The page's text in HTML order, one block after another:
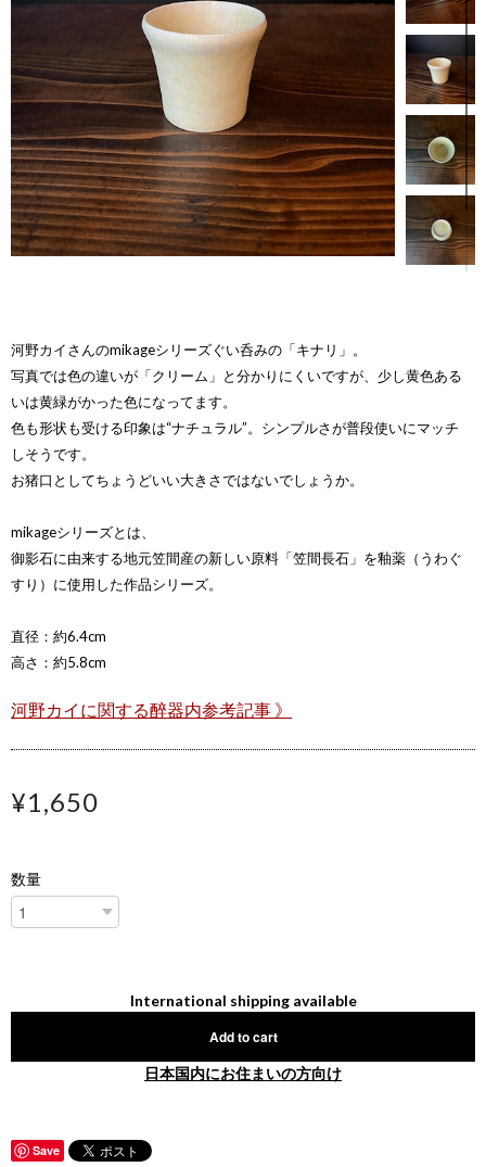
河野カイさんのmikageシリーズぐい呑みの「キナリ」。
写真では色の違いが「クリーム」と分かりにくいですが、少し黄色ある
いは黄緑がかった色になってます。
色も形状も受ける印象は“ナチュラル”。シンプルさが普段使いにマッチ
しそうです。
お猪口としてちょうどいい大きさではないでしょうか。
mikageシリーズとは、
御影石に由来する地元笠間産の新しい原料「笠間長石」を釉薬（うわぐ
すり）に使用した作品シリーズ。
直径：約6.4cm
高さ：約5.8cm
河野カイに関する醉器内参考記事 》
¥1,650
数量
International shipping available
Add to cart
日本国内にお住まいの方向け
Save